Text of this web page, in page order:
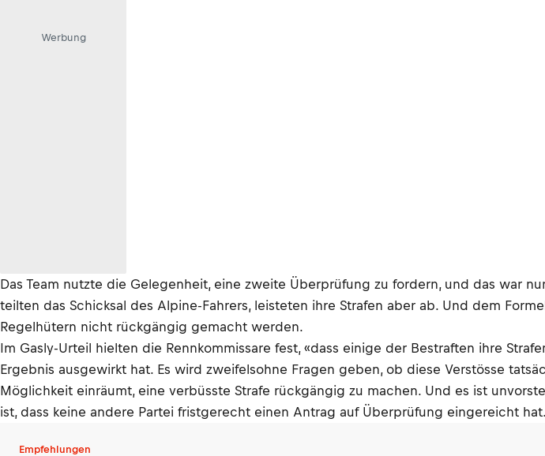
Werbung
Das Team nutzte die Gelegenheit, eine zweite Überprüfung zu fordern, und das war
teilten das Schicksal des Alpine-Fahrers, leisteten ihre Strafen aber ab. Und dem
Regelhütern nicht rückgängig gemacht werden.
Im Gasly-Urteil hielten die Rennkommissare fest, «dass einige der Bestraften ihre
Ergebnis ausgewirkt hat. Es wird zweifelsohne Fragen geben, ob diese Verstösse
Möglichkeit einräumt, eine verbüsste Strafe rückgängig zu machen. Und es ist
ist, dass keine andere Partei fristgerecht einen Antrag auf Überprüfung eingereicht
Empfehlungen